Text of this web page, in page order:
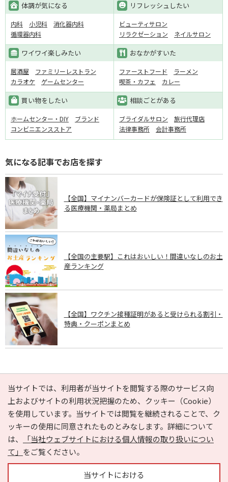
体調が気になる
内科 小児科
消化器内科
循環器内科
リフレッシュしたい
ビューティサロン
リラクゼーション
ネイルサロン
ワイワイ楽しみたい
居酒屋
ファミリーレストラン
カラオケ
ゲームセンター
おなかがすいた
ファーストフード
ラーメン
喫茶・カフェ
カレー
買い物をしたい
ホームセンター・DIY
ブランド
コンビニエンスストア
相談ごとがある
ブライダルサロン
旅行代理店
法律事務所
会計事務所
気になる記事でお店を探す
【全国】マイナンバーカードが保険証として利用でき
る医療機関・薬局まとめ
【全国の主要駅】これはおいしい！間違いなしのお土
産ランキング
【全国】ワクチン接種証明があると受けられる割引・
特典・クーポンまとめ
PAGE TOP
当サイトでは、利用者が当サイトを閲覧する際のサービス向
上およびサイトの利用状況把握のため、クッキー（Cookie）
を使用しています。当サイトでは閲覧を継続されることで、ク
ッキーの使用に同意されたものとみなします。詳細について
は、
「当社ウェブサイトにおける個人情報の取り扱いについ
て」 をご覧ください。
当サイトにおける
e-NAVITA（イーナビタ）とは？ お気に入り
ヘルプ
利用規約
個人情報の取り扱いについて
運営会社
サイトマップ
広告掲載に関するお問い合わせ